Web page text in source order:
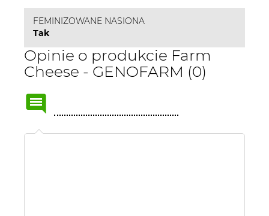
FEMINIZOWANE NASIONA
Tak
Opinie o produkcie Farm
Cheese - GENOFARM (0)